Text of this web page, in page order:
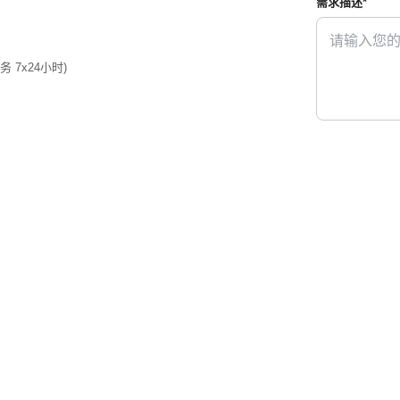
7x24小时)